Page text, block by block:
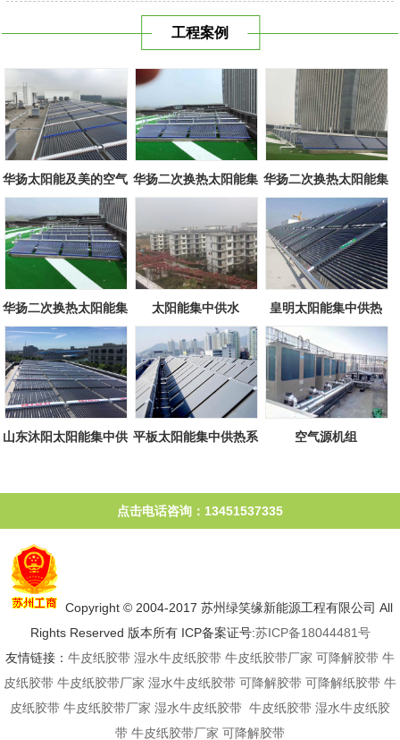
工程案例
华扬太阳能及美的空气 华扬二次换热太阳能集 华扬二次换热太阳能集
中系统
华扬二次换热太阳能集
中系统
太阳能集中供水 皇明太阳能集中供热
山东沐阳太阳能集中供 平板太阳能集中供热系
空气源机组
点击电话咨询：13451537335
Copyright © 2004-2017 苏州绿笑缘新能源工程有限公司 All
Rights Reserved 版本所有 ICP备案证号:苏ICP备18044481号
友情链接： 牛皮纸胶带 湿水牛皮纸胶带 牛皮纸胶带厂家 可降解胶带 牛
皮纸胶带 牛皮纸胶带厂家 湿水牛皮纸胶带 可降解胶带 可降解纸胶带 牛
皮纸胶带 牛皮纸胶带厂家 湿水牛皮纸胶带 牛皮纸胶带 湿水牛皮纸胶
带 牛皮纸胶带厂家 可降解胶带